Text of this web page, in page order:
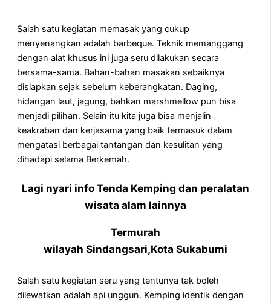
Salah satu kegiatan memasak yang cukup
menyenangkan adalah barbeque. Teknik memanggang
dengan alat khusus ini juga seru dilakukan secara
bersama-sama. Bahan-bahan masakan sebaiknya
disiapkan sejak sebelum keberangkatan. Daging,
hidangan laut, jagung, bahkan marshmellow pun bisa
menjadi pilihan. Selain itu kita juga bisa menjalin
keakraban dan kerjasama yang baik termasuk dalam
mengatasi berbagai tantangan dan kesulitan yang
dihadapi selama Berkemah.
Lagi nyari info Tenda Kemping dan peralatan
wisata alam lainnya
Termurah
wilayah Sindangsari,Kota Sukabumi
Salah satu kegiatan seru yang tentunya tak boleh
dilewatkan adalah api unggun. Kemping identik dengan